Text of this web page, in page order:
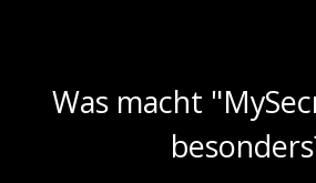
Was macht